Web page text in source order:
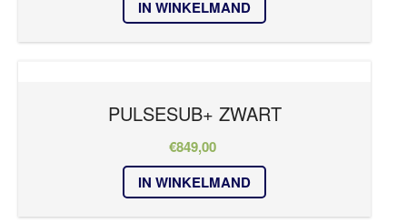
IN WINKELMAND
PULSESUB+ ZWART
€849,00
IN WINKELMAND